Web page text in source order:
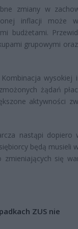
zmiany w
inflacji może
budżetami.
grupowymi
wysokiej
żądań
aktywności
nastąpi dopiero
będą musieli
się
ZUS nie